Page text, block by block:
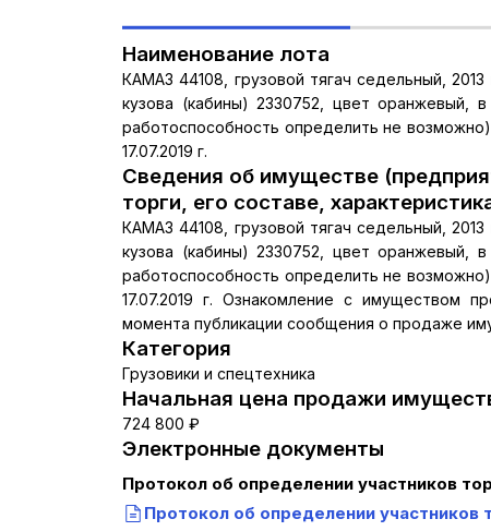
Наименование лота
КАМАЗ 44108, грузовой тягач седельный,
кузова (кабины) 2330752, цвет оранжевый,
работоспособность определить не
17.07.2019 г.
Сведения об имуществе
торги, его составе,
КАМАЗ 44108, грузовой тягач седельный,
кузова (кабины) 2330752, цвет оранжевый,
работоспособность определить не
17.07.2019 г. Ознакомление с имуществом
момента публикации сообщения о продаже
Категория
Грузовики и спецтехника
Начальная цена продажи
724 800 ₽
Электронные документы
Протокол об определении участников
Протокол об определении участников